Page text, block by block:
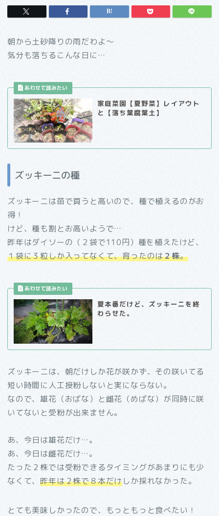
朝から土砂降りの雨だわよ～
気分も落ちるこんな日に…
家庭菜園【夏野菜】レイアウト
と【落ち葉腐葉土】
ズッキーニの種
ズッキーニは苗で買うと高いので、種で植えるのがお
得！
けど、種も割とお高いようで…
昨年はダイソーの（２袋で110円）種を植えたけど、
１袋に３粒しか入ってなくて、育ったのは２株。
夏本番だけど、ズッキーニを終
わらせた。
ズッキーニは、朝だけしか花が咲かず、その咲いてる
短い時間に人工授粉しないと実にならない。
なので、雄花（おばな）と雌花（めばな）が同時に咲
いてないと受粉が出来ません。
あ、今日は雄花だけ…。
あ、今日は雌花だけ…。
たった２株では受粉できるタイミングがあまりにも少
なくて、昨年は２株で８本だけしか採れなかった。
とても美味しかったので、もっともっと食べたい！